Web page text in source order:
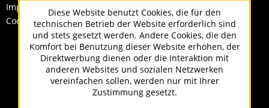
Impressum
Cookie-Einstellungen
Diese Website benutzt Cookies, die für den
technischen Betrieb der Website erforderlich sind
und stets gesetzt werden. Andere Cookies, die den
Komfort bei Benutzung dieser Website erhöhen, der
Direktwerbung dienen oder die Interaktion mit
anderen Websites und sozialen Netzwerken
vereinfachen sollen, werden nur mit Ihrer
Zustimmung gesetzt.